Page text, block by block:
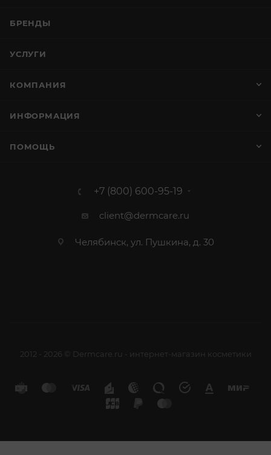
БРЕНДЫ
УСЛУГИ
КОМПАНИЯ
ИНФОРМАЦИЯ
ПОМОЩЬ
+7 (800) 600-95-19
client@dermcare.ru
Челябинск, ул. Пушкина, д. 30
2012 - 2026 © Dermcare.ru - интернет-магазин косметики